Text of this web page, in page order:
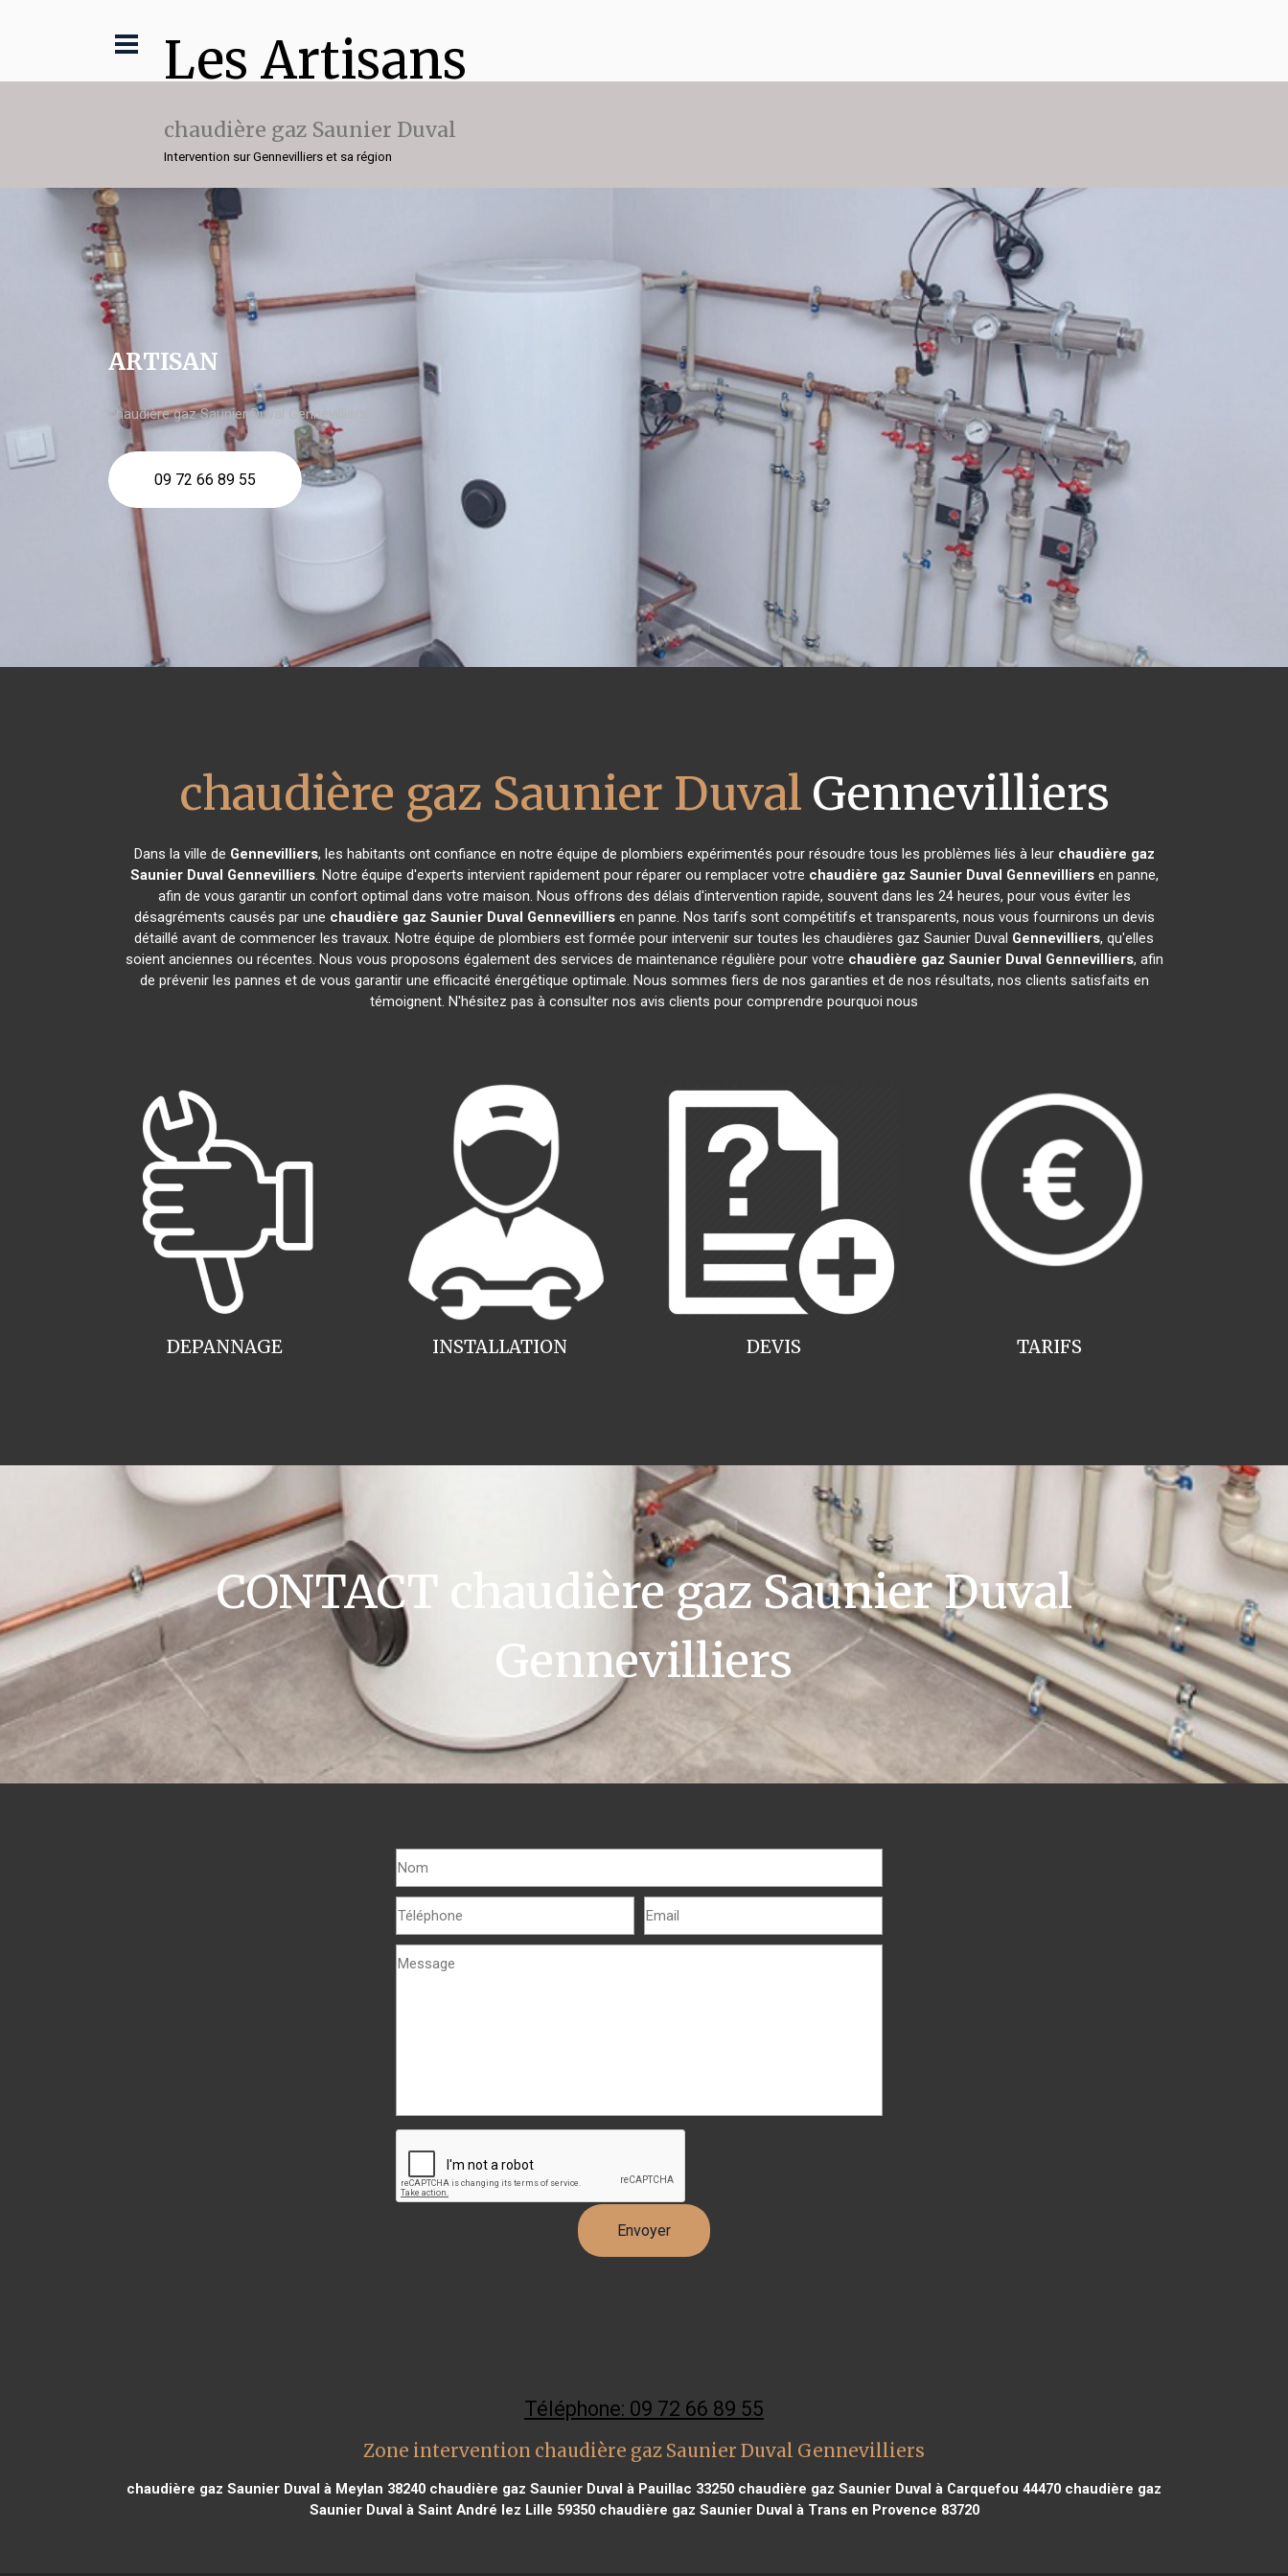
Les Artisans
chaudière gaz Saunier Duval
Intervention sur Gennevilliers et sa région
ARTISAN
chaudière gaz Saunier Duval Gennevilliers
09 72 66 89 55
chaudière gaz Saunier Duval Gennevilliers
Dans la ville de Gennevilliers, les habitants ont confiance en notre équipe de plombiers expérimentés pour résoudre tous les problèmes liés à leur chaudière gaz
Saunier Duval Gennevilliers. Notre équipe d'experts intervient rapidement pour réparer ou remplacer votre chaudière gaz Saunier Duval Gennevilliersen panne,
afin de vous garantir un confort optimal dans votre maison. Nous offrons des délais d'intervention rapide, souvent dans les 24 heures, pour vous éviter les
désagréments causés par une chaudière gaz Saunier Duval Gennevilliersen panne. Nos tarifs sont compétitifs et transparents, nous vous fournirons un devis
détaillé avant de commencer les travaux. Notre équipe de plombiers est formée pour intervenir sur toutes les chaudières gaz Saunier Duval Gennevilliers, qu'elles
soient anciennes ou récentes. Nous vous proposons également des services de maintenance régulière pour votre chaudière gaz Saunier Duval Gennevilliers, afin
de prévenir les pannes et de vous garantir une efficacité énergétique optimale. Nous sommes fiers de nos garanties et de nos résultats, nos clients satisfaits en
témoignent. N'hésitez pas à consulter nos avis clients pour comprendre pourquoi nous
INSTALLATION
DEPANNAGE TARIFS
DEVIS
CONTACT chaudière gaz Saunier Duval
Gennevilliers
Téléphone: 09 72 66 89 55
Zone intervention chaudière gaz Saunier Duval Gennevilliers
chaudière gaz Saunier Duval à Meylan 38240 chaudière gaz Saunier Duval à Pauillac 33250 chaudière gaz Saunier Duval à Carquefou 44470 chaudière gaz
Saunier Duval à Saint André lez Lille 59350chaudière gaz Saunier Duval à Trans en Provence 83720